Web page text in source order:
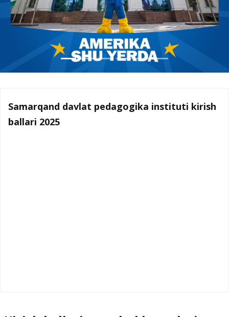
Samarqand davlat pedagogika instituti kirish
ballari 2025